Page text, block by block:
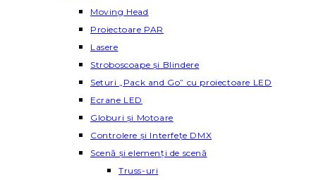
Moving Head
Proiectoare PAR
Lasere
Stroboscoape și Blindere
Seturi „Pack and Go” cu proiectoare LED
Ecrane LED
Globuri și Motoare
Controlere și Interfețe DMX
Scenă și elemenți de scenă
Truss-uri